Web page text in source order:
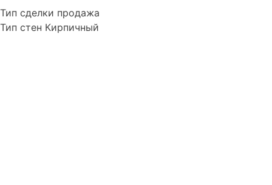
Тип сделки продажа
Тип стен Кирпичный